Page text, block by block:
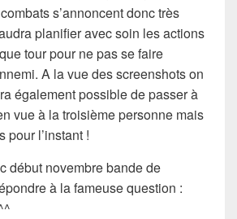
s’annoncent donc très
planifier avec soin les actions
tour pour ne pas se faire
A la vue des screenshots on
également possible de passer à
vue à la troisième personne mais
pour l’instant !
début novembre bande de
à la fameuse question :